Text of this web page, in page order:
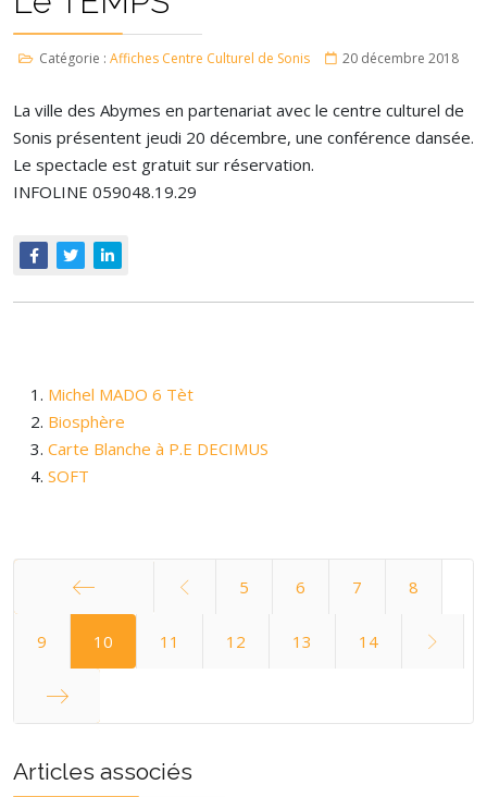
Catégorie : Affiches Centre Culturel de Sonis 20 décembre 2018
La ville des Abymes en partenariat avec le centre culturel de
Sonis présentent jeudi 20 décembre, une conférence dansée.
Le spectacle est gratuit sur réservation.
INFOLINE 059048.19.29
Michel MADO 6 Tèt
Biosphère
Carte Blanche à P.E DECIMUS
SOFT
Démarrer
5 6 7 8
9 10 11 12 13 14
Articles associés